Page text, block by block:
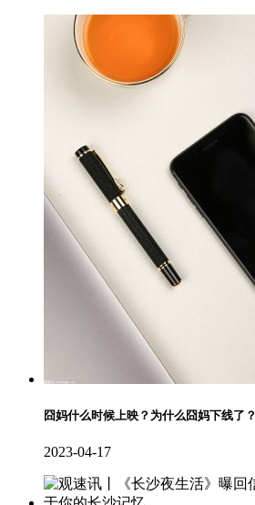
囧妈什么时候上映？为什么囧妈下线了？
2023-04-17